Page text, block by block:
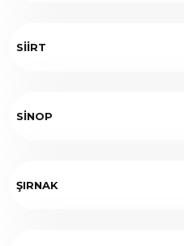
SİİRT
SİNOP
ŞIRNAK